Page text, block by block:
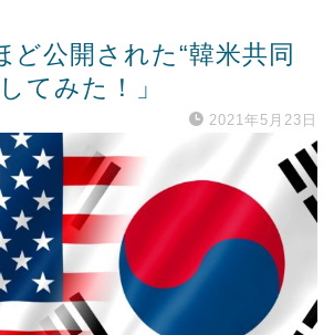
相互RSS
ど公開された“韓米共同
てみた！」
2021年5月23日